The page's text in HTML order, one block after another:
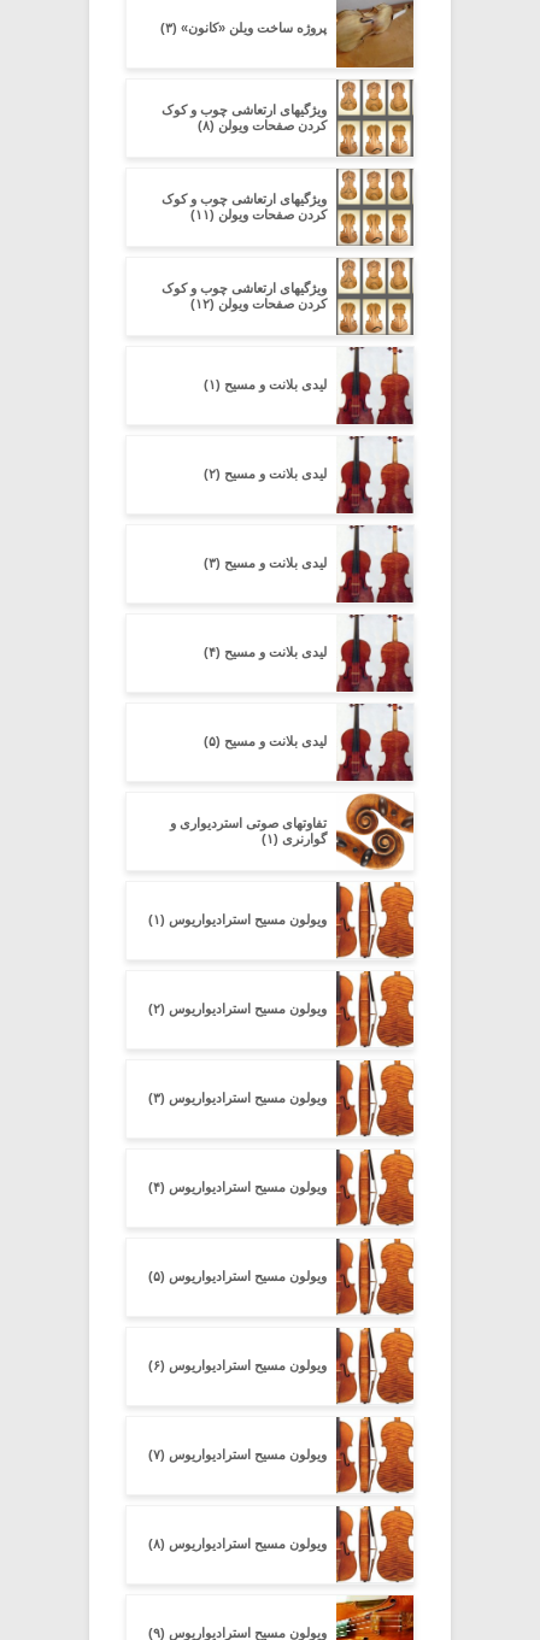
پروژه ساخت ویلن «کانون» (۳)
ویژگیهای ارتعاشی چوب و کوک
کردن صفحات ویولن (۸)
ویژگیهای ارتعاشی چوب و کوک
کردن صفحات ویولن (۱۱)
ویژگیهای ارتعاشی چوب و کوک
کردن صفحات ویولن (۱۲)
لیدی بلانت و مسیح (۱)
لیدی بلانت و مسیح (۲)
لیدی بلانت و مسیح (۳)
لیدی بلانت و مسیح (۴)
لیدی بلانت و مسیح (۵)
تفاوتهای صوتی استردیواری و
گوارنری (۱)
ویولون مسیح استرادیواریوس (۱)
ویولون مسیح استرادیواریوس (۲)
ویولون مسیح استرادیواریوس (۳)
ویولون مسیح استرادیواریوس (۴)
ویولون مسیح استرادیواریوس (۵)
ویولون مسیح استرادیواریوس (۶)
ویولون مسیح استرادیواریوس (۷)
ویولون مسیح استرادیواریوس (۸)
ویولون مسیح استرادیواریوس (۹)